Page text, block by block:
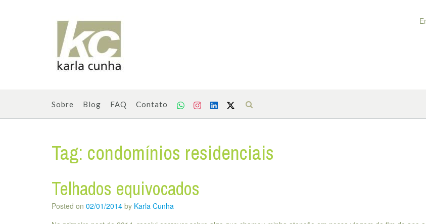
Sobre Blog FAQ Contato
Tag: condomínios residenciais
Telhados equivocados
Posted on 02/01/2014 by Karla Cunha